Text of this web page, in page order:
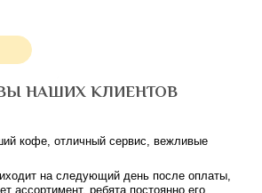
НАШИХ КЛИЕНТОВ